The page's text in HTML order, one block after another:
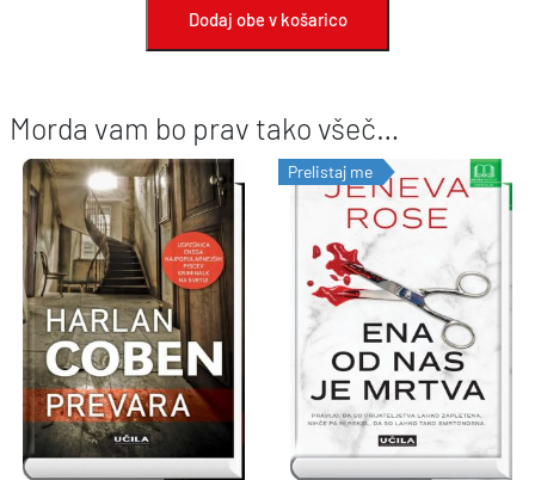
c
e
a
e
a
c
n
a
j
:
1
3
4
€
Dodaj obe v košarico
Morda vam bo prav tako všeč…
Prelistaj me